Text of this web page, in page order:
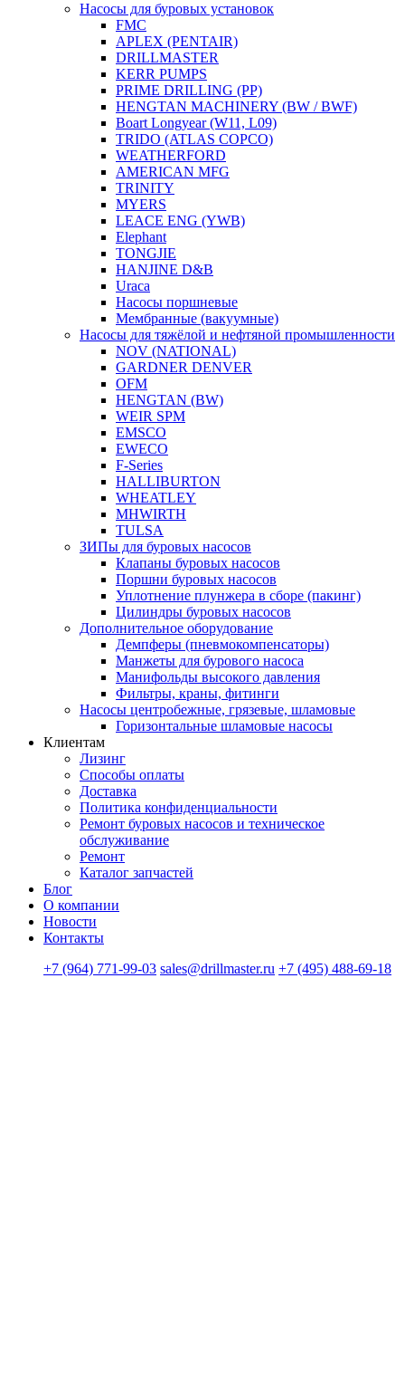
Насосы для буровых установок
FMC
APLEX (PENTAIR)
DRILLMASTER
KERR PUMPS
PRIME DRILLING (PP)
HENGTAN MACHINERY (BW / BWF)
Boart Longyear (W11, L09)
TRIDO (ATLAS COPCO)
WEATHERFORD
AMERICAN MFG
TRINITY
MYERS
LEACE ENG (YWB)
Elephant
TONGJIE
HANJINE D&B
Uraca
Насосы поршневые
Мембранные (вакуумные)
Насосы для тяжёлой и нефтяной промышленности
NOV (NATIONAL)
GARDNER DENVER
OFM
HENGTAN (BW)
WEIR SPM
EMSCO
EWECO
F-Series
HALLIBURTON
WHEATLEY
MHWIRTH
TULSA
ЗИПы для буровых насосов
Клапаны буровых насосов
Поршни буровых насосов
Уплотнение плунжера в сборе (пакинг)
Цилиндры буровых насосов
Дополнительное оборудование
Демпферы (пневмокомпенсаторы)
Манжеты для бурового насоса
Манифольды высокого давления
Фильтры, краны, фитинги
Насосы центробежные, грязевые, шламовые
Горизонтальные шламовые насосы
Клиентам
Лизинг
Способы оплаты
Доставка
Политика конфиденциальности
Ремонт буровых насосов и техническое
обслуживание
Ремонт
Каталог запчастей
Блог
О компании
Новости
Контакты
+7 (964) 771-99-03 sales@drillmaster.ru +7 (495) 488-69-18